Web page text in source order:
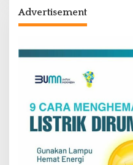
Advertisement